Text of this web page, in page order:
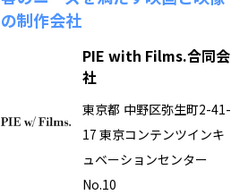
の制作会社
PIE with Films.合同会
社
東京都 中野区弥生町2-41-
17 東京コンテンツインキ
ュベーションセンター
No.10